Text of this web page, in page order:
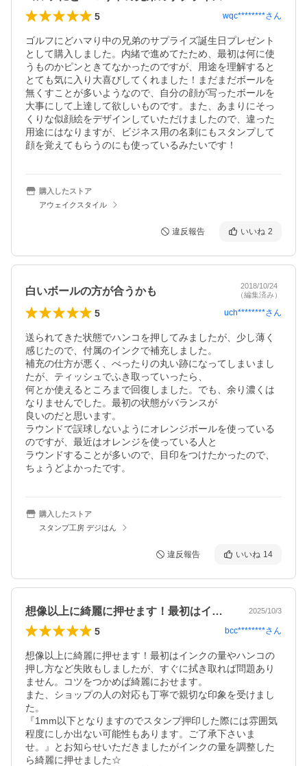
5 wqc********さん
ゴルフにどハマり中の兄弟のサプライズ誕生日プレゼント
として購入しました。内緒で進めてたため、最初は何に使
うものかピンときてなかったのですが、用途を理解すると
とても気に入り大喜びしてくれました！まだまだボールを
無くすことが多いようなので、自分の顔が写ったボールを
大事にして上達して欲しいものです。また、あまりにそっ
くりな似顔絵をデザインしていただけましたので、違った
用途にはなりますが、ビジネス用の名刺にもスタンプして
顔を覚えてもらうのにも使っているみたいです！
購入したストア
アウェイクスタイル
違反報告 いいね 2
白いボールの方が合うかも
2018/10/24
（編集済み）
5 uch********さん
送られてきた状態でハンコを押してみましたが、少し薄く
感じたので、付属のインクで補充しました。
補充の仕方が悪く、べったりの丸い跡になってしまいまし
たが、ティッシュでふき取っていったら、
何とか使えるところまで回復しました。でも、余り濃くは
なりませんでした。最初の状態がバランスが
良いのだと思います。
ラウンドで誤球しないようにオレンジボールを使っている
のですが、最近はオレンジを使っている人と
ラウンドすることが多いので、目印をつけたかったので、
ちょうどよかったです。
購入したストア
スタンプ工房 デジはん
違反報告 いいね 14
想像以上に綺麗に押せます！最初はインク… 2025/10/3
5 bcc********さん
想像以上に綺麗に押せます！最初はインクの量やハンコの
押し方など失敗もしましたが、すぐに拭き取れば問題あり
ません。コツをつかめば綺麗におせます。
また、ショップの人の対応も丁寧で親切な印象を受けまし
た。
『1mm以下となりますのでスタンプ押印した際には雰囲気
程度にしか出ない可能性もあります。ご了承下さいま
せ。』とお知らせいただきましたがインクの量を調整した
ら綺麗に押せました☆